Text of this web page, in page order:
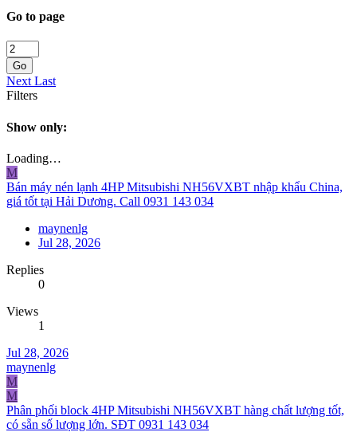
Go to page
Go
Next Last
Filters
Show only:
Loading…
M
Bán máy nén lạnh 4HP Mitsubishi NH56VXBT nhập khẩu China,
giá tốt tại Hải Dương. Call 0931 143 034
maynenlg
Jul 28, 2026
Replies
0
Views
1
Jul 28, 2026
maynenlg
M
M
Phân phối block 4HP Mitsubishi NH56VXBT hàng chất lượng tốt,
có sẵn số lượng lớn. SĐT 0931 143 034